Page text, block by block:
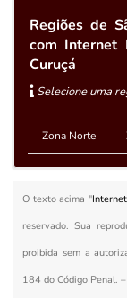
Regiões de
com Internet
Curuçá
Selecione uma
Zona Norte
O texto acima "
reservado. Sua
proibida sem a
184 do Código Penal. –